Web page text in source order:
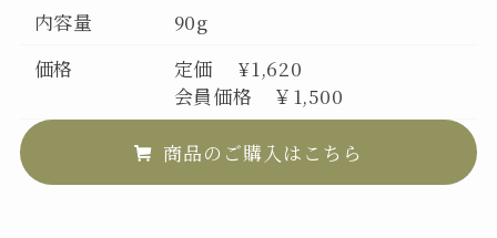
内容量
90g
価格
定価 ¥1,620
会員価格 ￥1,500
商品のご購入はこちら